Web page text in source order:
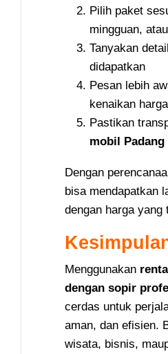
Pilih paket
mingguan,
Tanyakan
didapatkan
Pesan lebih
kenaikan harga
Pastikan
mobil Padang
Dengan
bisa mendapatkan
dengan harga yang
Menggunakan
dengan sopir
cerdas untuk
aman, dan efisien.
wisata, bisnis,